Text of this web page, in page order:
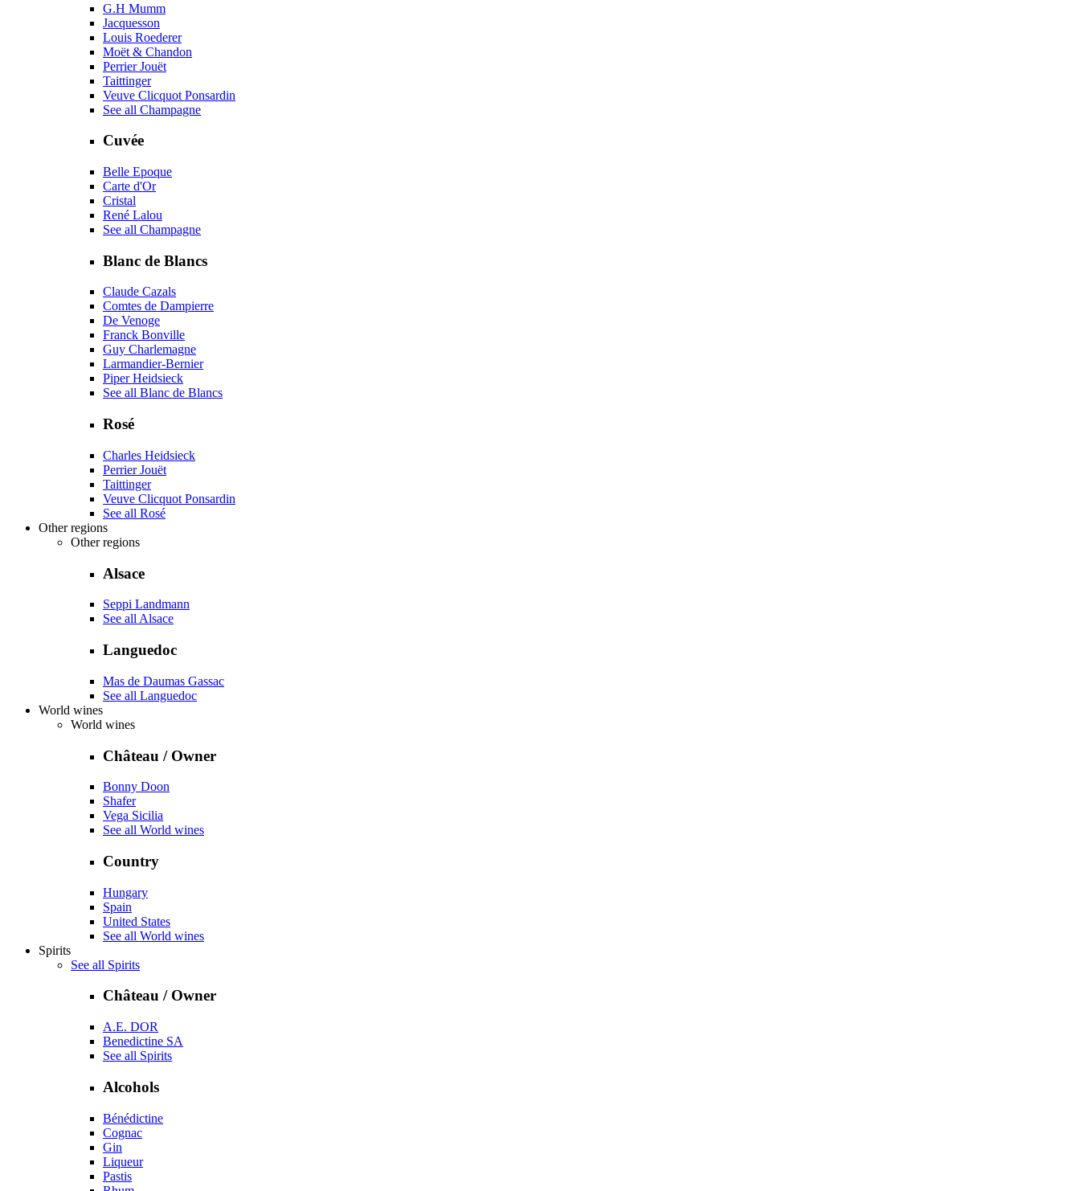
G.H Mumm
Jacquesson
Louis Roederer
Moët & Chandon
Perrier Jouët
Taittinger
Veuve Clicquot Ponsardin
See all Champagne
Cuvée
Belle Epoque
Carte d'Or
Cristal
René Lalou
See all Champagne
Blanc de Blancs
Claude Cazals
Comtes de Dampierre
De Venoge
Franck Bonville
Guy Charlemagne
Larmandier-Bernier
Piper Heidsieck
See all Blanc de Blancs
Rosé
Charles Heidsieck
Perrier Jouët
Taittinger
Veuve Clicquot Ponsardin
See all Rosé
Other regions
Other regions
Alsace
Seppi Landmann
See all Alsace
Languedoc
Mas de Daumas Gassac
See all Languedoc
World wines
World wines
Château / Owner
Bonny Doon
Shafer
Vega Sicilia
See all World wines
Country
Hungary
Spain
United States
See all World wines
Spirits
See all Spirits
Château / Owner
A.E. DOR
Benedictine SA
See all Spirits
Alcohols
Bénédictine
Cognac
Gin
Liqueur
Pastis